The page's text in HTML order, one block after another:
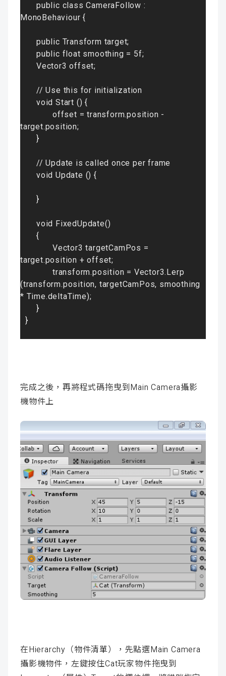
public class CameraFollow :
MonoBehaviour {
public Transform target;
public float smoothing = 5f;
Vector3 offset;
// Use this for initialization
void Start () {
offset = transform.position -
target.position;
}
// Update is called once per frame
void Update () {
}
void FixedUpdate()
{
Vector3 targetCamPos =
target.position + offset;
transform.position = Vector3.Lerp
(transform.position, targetCamPos, smoothing
* Time.deltaTime);
}
}
完成之後，再將程式碼拖曳到Main Camera攝影
機物件上
在Hierarchy（物件清單），先點選Main Camera
攝影機物件，左鍵按住Cat玩家物件拖曳到